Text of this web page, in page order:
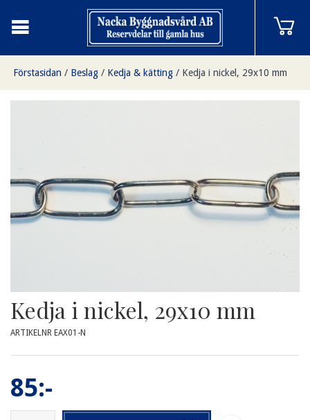
Förstasidan / Beslag / Kedja & kätting / Kedja i nickel, 29x10 mm
Kedja i nickel, 29x10 mm
ARTIKELNR EAX01-N
85:-